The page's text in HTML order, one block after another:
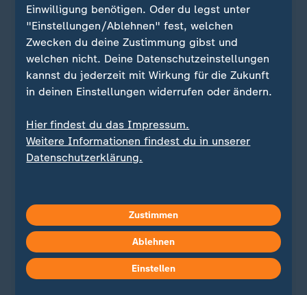
Quelle: dpa
Sie wollen auf dem Laufenden bleiben? Dann sind
Smartphone
. Nehmen Sie teil an Umfragen oder
lassen Sie sich durch unseren Podcast "Kurze
Auszeit" inspirieren.
Zur Anmeldung
WhatsApp-Channel.
Einwilligung benötigen. Oder du legst unter
"Einstellungen/Ablehnen" fest, welchen
Zwecken du deine Zustimmung gibst und
welchen nicht. Deine Datenschutzeinstellungen
kannst du jederzeit mit Wirkung für die Zukunft
in deinen Einstellungen widerrufen oder ändern.
Hier findest du das Impressum.
Weitere Informationen findest du in unserer
Datenschutzerklärung.
Zustimmen
Ablehnen
Einstellen